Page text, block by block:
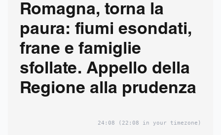
Romagna, torna la
paura: fiumi esondati,
frane e famiglie
sfollate. Appello della
Regione alla prudenza
24:08 (22:08 in your timezone)